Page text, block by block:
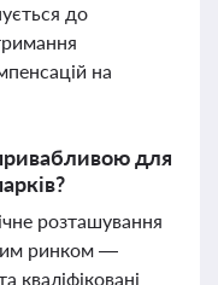
до
на
для
розташування
ринком —
кваліфіковані